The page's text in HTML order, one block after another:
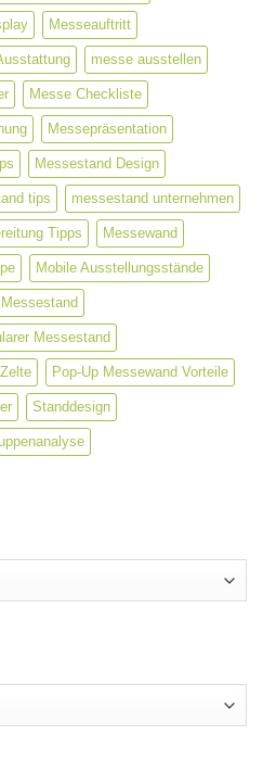
Messeauftritt
messe ausstellen
Messe Checkliste
Messepräsentation
Messestand Design
tips messestand unternehmen
Tipps Messewand
Mobile Ausstellungsstände
Messestand
Pop-Up Messewand Vorteile
Standdesign